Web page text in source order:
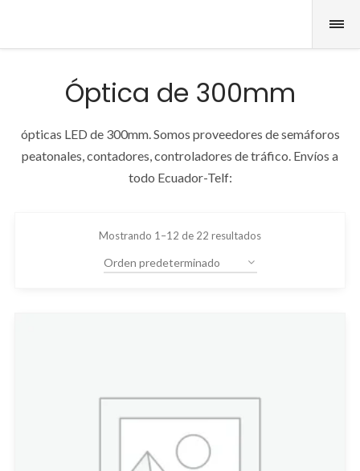
Óptica de 300mm
ópticas LED de 300mm. Somos proveedores de semáforos
peatonales, contadores, controladores de tráfico. Envíos a
todo Ecuador-Telf:
Mostrando 1–12 de 22 resultados